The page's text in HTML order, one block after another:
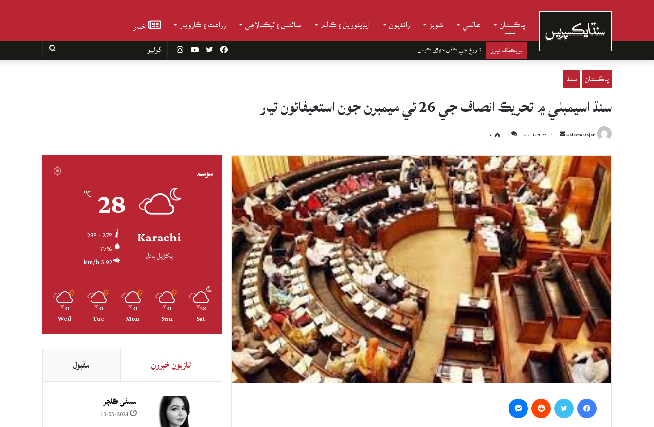
پاڪستان عالمي شوبز رانديون ايڊيٽوريل ۽ ڪالم سائنس ۽ ٽيڪنالاجي زراعت ۽ ڪاروبار اخبار
بريڪنگ نيوز تاريخ جي ڪفن جھڙو ڪيس InstagramYouTube Twitter
Facebook
پاڪستان سنڌ
سنڌ اسيمبلي ۾ تحريڪ انصاف جي 26 ئي ميمبرن جون استعيفائون تيار
Kaleem Rajar
Send
email
28-11-2022
0
6
موسم
Karachi
پکڙيل بادل
28
℃
77%
5.92 km/h
28
℃
Sat
31
℃
Sun
31
℃
Mon
31
℃
Tue
31
℃
Wed
تازيون خبرون مقبول
سيلفي ڪلچر
13-05-2024